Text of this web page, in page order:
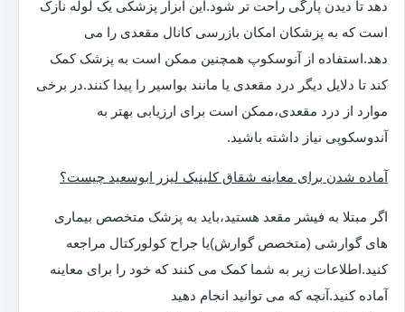
دهد تا دیدن پارگی راحت تر شود.این ابزار پزشکی یک لوله نازک
است که به پزشکان امکان بازرسی کانال مقعدی را می
دهد.استفاده از آنوسکوپ همچنین ممکن است به پزشک کمک
کند تا دلایل دیگر درد مقعدی یا مانند بواسیر را پیدا کنند.در برخی
موارد از درد مقعدی،ممکن است برای ارزیابی بهتر به
آندوسکوپی نیاز داشته باشید.
آماده شدن برای معاینه شقاق کلینیک لیزر ابوسعید چیست؟
اگر مبتلا به فیشر مقعد هستید،باید به پزشک متخصص بیماری
های گوارشی (متخصص گوارش)یا جراح کولورکتال مراجعه
کنید.اطلاعات زیر به شما کمک می کنند که خود را برای معاینه
آماده کنید.آنچه که می توانید انجام دهید